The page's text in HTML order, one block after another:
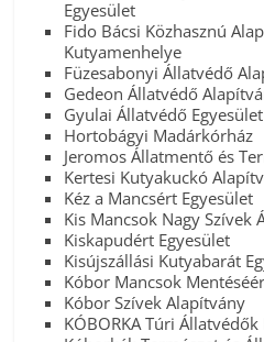
Egyesület
Fido Bácsi Közhasznú
Kutyamenhelye
Füzesabonyi Állatvédő
Gedeon Állatvédő
Gyulai Állatvédő Egyesület
Hortobágyi Madárkórház
Jeromos Állatmentő és
Kertesi Kutyakuckó
Kéz a Mancsért Egyesület
Kis Mancsok Nagy Szívek
Kiskapudért Egyesület
Kisújszállási Kutyabarát
Kóbor Mancsok
Kóbor Szívek Alapítvány
KÓBORKA Túri